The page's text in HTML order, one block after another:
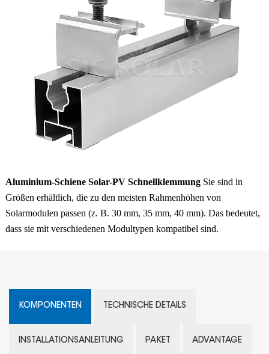
Aluminium-Schiene Solar-PV Schnellklemmung Sie sind in
Größen erhältlich, die zu den meisten Rahmenhöhen von
Solarmodulen passen (z. B. 30 mm, 35 mm, 40 mm). Das bedeutet,
dass sie mit verschiedenen Modultypen kompatibel sind.
KOMPONENTEN TECHNISCHE DETAILS
INSTALLATIONSANLEITUNG PAKET ADVANTAGE